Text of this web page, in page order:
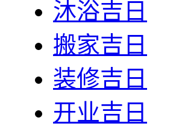
沐浴吉日
搬家吉日
装修吉日
开业吉日